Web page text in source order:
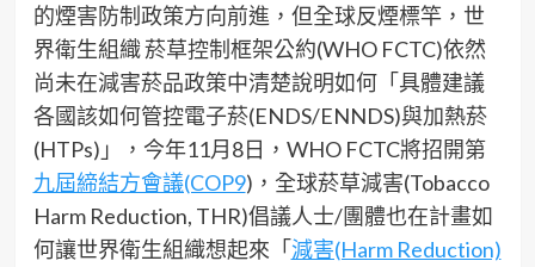
的煙害防制政策方向前進，但全球反煙標竿，世
界衛生組織 菸草控制框架公約(WHO FCTC)依然
尚未在減害菸品政策中清楚說明如何「具體建議
各國該如何管控電子菸(ENDS/ENNDS)與加熱菸
(HTPs)」，今年11月8日，WHO FCTC將招開第
九屆締結方會議(COP9)，全球菸草減害(Tobacco
Harm Reduction, THR)倡議人士/團體也在計畫如
何讓世界衛生組織想起來「減害(Harm Reduction)